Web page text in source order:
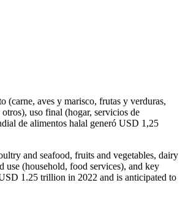
(carne, aves y marisco, frutas y verduras,
uso final (hogar, servicios de
de alimentos halal generó USD 1,25
and seafood, fruits and vegetables, dairy
use (household, food services), and key
1.25 trillion in 2022 and is anticipated to